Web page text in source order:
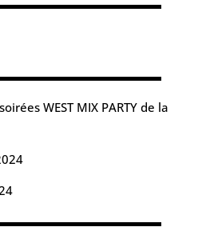
WEST MIX PARTY de la